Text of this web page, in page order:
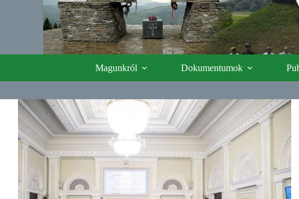
Magunkról Dokumentumok